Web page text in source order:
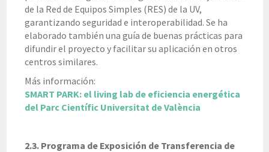
de la Red de Equipos Simples (RES) de la UV,
garantizando seguridad e interoperabilidad. Se ha
elaborado también una guía de buenas prácticas para
difundir el proyecto y facilitar su aplicación en otros
centros similares.
Más información:
SMART PARK: el living lab de eficiencia energética
del Parc Científic Universitat de València
2.3. Programa de Exposición de Transferencia de